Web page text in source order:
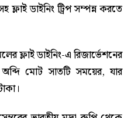
ডাইনিং ট্রিপ সম্পন্ন করতে
ফ্লাই ডাইনিং-এ রিজার্ভেশনের
মোট সাতটি সময়ের, যার